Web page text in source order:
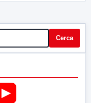
Cerca
▶